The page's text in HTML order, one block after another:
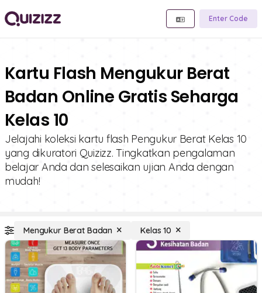
Enter Code
Kartu Flash Mengukur Berat
Badan Online Gratis Seharga
Kelas 10
Jelajahi koleksi kartu flash Pengukur Berat Kelas 10
yang dikuratori Quizizz. Tingkatkan pengalaman
belajar Anda dan selesaikan ujian Anda dengan
mudah!
Mengukur Berat Badan Kelas 10